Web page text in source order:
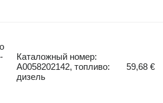
Каталожный номер:
A0058202142, топливо:
дизель
59,68 €